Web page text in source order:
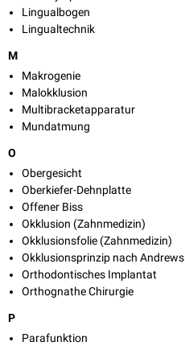
Lingualbogen
Lingualtechnik
M
Makrogenie
Malokklusion
Multibracketapparatur
Mundatmung
O
Obergesicht
Oberkiefer-Dehnplatte
Offener Biss
Okklusion (Zahnmedizin)
Okklusionsfolie (Zahnmedizin)
Okklusionsprinzip nach Andrews
Orthodontisches Implantat
Orthognathe Chirurgie
P
Parafunktion